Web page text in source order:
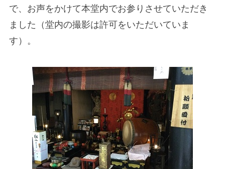
で、お声をかけて本堂内でお参りさせていただき
ました（堂内の撮影は許可をいただいていま
す）。